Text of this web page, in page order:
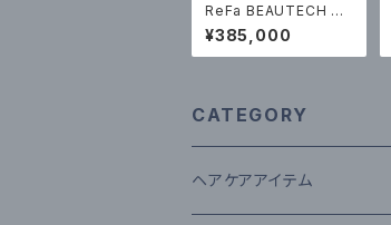
ReFa BEAUTECH RE
SETTER ¥38500（税
込）
¥385,000
CATEGORY
ヘアケアアイテム